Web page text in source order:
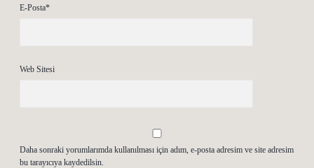
E-Posta*
Web Sitesi
Daha sonraki yorumlarımda kullanılması için adım, e-posta adresim ve site adresim
bu tarayıcıya kaydedilsin.